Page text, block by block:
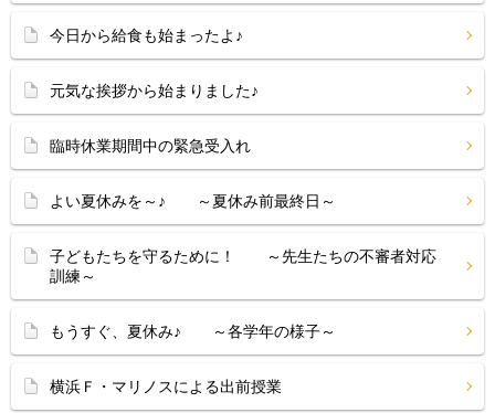
今日から給食も始まったよ♪
元気な挨拶から始まりました♪
臨時休業期間中の緊急受入れ
よい夏休みを～♪ ～夏休み前最終日～
子どもたちを守るために！ ～先生たちの不審者対応
訓練～
もうすぐ、夏休み♪ ～各学年の様子～
横浜Ｆ・マリノスによる出前授業